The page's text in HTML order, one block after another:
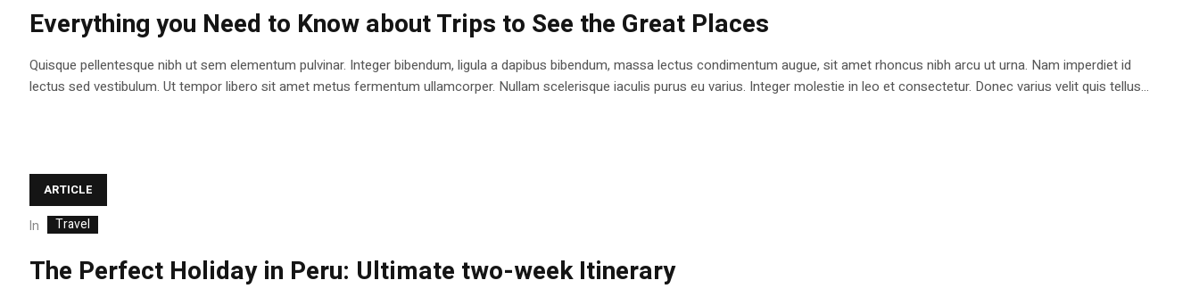
Everything you Need to Know about Trips to See the Great Places
Quisque pellentesque nibh ut sem elementum pulvinar. Integer bibendum, ligula a dapibus bibendum, massa lectus condimentum augue, sit amet rhoncus nibh arcu ut urna. Nam imperdiet id
lectus sed vestibulum. Ut tempor libero sit amet metus fermentum ullamcorper. Nullam scelerisque iaculis purus eu varius. Integer molestie in leo et consectetur. Donec varius velit quis tellus...
ARTICLE
In Travel
The Perfect Holiday in Peru: Ultimate two-week Itinerary